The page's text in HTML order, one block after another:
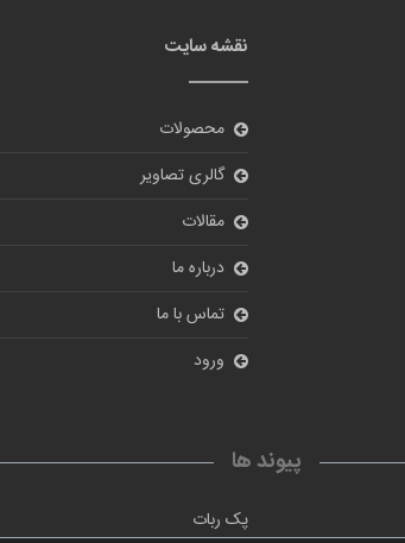
نقشه سایت
محصولات
گالری تصاویر
مقالات
درباره ما
تماس با ما
ورود
پیوند ها
پک ربات